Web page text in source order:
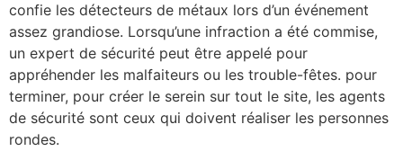
confie les détecteurs de métaux lors d’un événement
assez grandiose. Lorsqu’une infraction a été commise,
un expert de sécurité peut être appelé pour
appréhender les malfaiteurs ou les trouble-fêtes. pour
terminer, pour créer le serein sur tout le site, les agents
de sécurité sont ceux qui doivent réaliser les personnes
rondes.